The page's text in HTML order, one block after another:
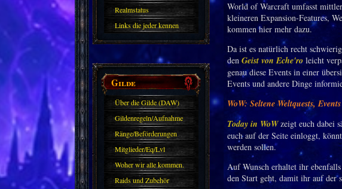
Realmstatus
Links die jeder kennen
sollte?! Oder nicht?
Gilde
Über die Gilde (DAW)
Gildenregeln/Aufnahme
Ränge/Beförderungen
Mitglieder/Eq/Lvl
Woher wir alle kommen.
Raids und Zubehör
World of Warcraft umfasst
kleineren Expansion-Features,
kommen hier mehr dazu.
Da ist es natürlich recht
den Geist von Eche'ro leicht
genau diese Events in einer
Events und andere Dinge
WoW: Seltene Weltquests,
Today in WoWzeigt euch dabei
euch auf der Seite einloggt,
werden sollen.
Auf Wunsch erhaltet ihr
den Start geht, damit ihr auf der